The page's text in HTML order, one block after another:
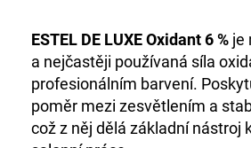
ESTEL DE LUXE Oxidant 6 % je
a nejčastěji používaná síla
profesionálním barvení.
poměr mezi zesvětlením a
což z něj dělá základní nástroj
+DE
LUXE
BARVA
5/0
SVĚTLEHNĚDÁ
60ML